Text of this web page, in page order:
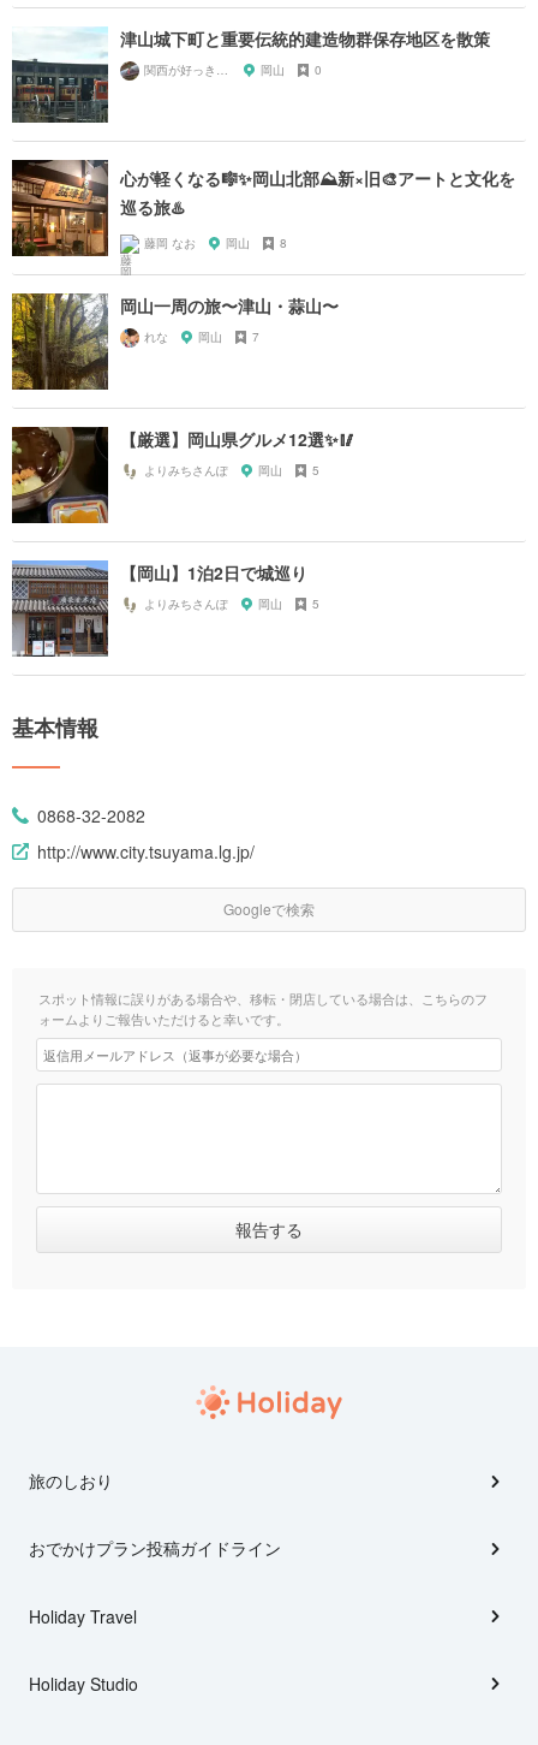
津山城下町と重要伝統的建造物群保存地区を散策
岡山 0
心が軽くなる🎼✨岡山北部⛰新×旧🎨アートと文化を
巡る旅♨️
藤岡 なお 岡山 8
岡山一周の旅〜津山・蒜山〜
れな 岡山 7
【厳選】岡山県グルメ12選✨🥢
よりみちさんぽ 岡山 5
【岡山】1泊2日で城巡り
よりみちさんぽ 岡山 5
基本情報
0868-32-2082
http://www.city.tsuyama.lg.jp/
Googleで検索
スポット情報に誤りがある場合や、移転・閉店している場合は、こちらのフ
ォームよりご報告いただけると幸いです。
旅のしおり
おでかけプラン投稿ガイドライン
Holiday Travel
Holiday Studio